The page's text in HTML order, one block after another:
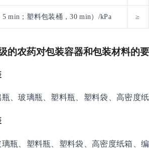
min；塑料包装桶，30 min）/kPa ≥
的农药对包装容器和包装材料的
、玻璃瓶、塑料瓶、塑料袋、高密度
瓶、塑料瓶、塑料袋、高密度纸箱、